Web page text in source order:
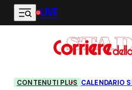
Vai al contenuto principale
LIVE
CONTENUTI PLUS CALENDARIO